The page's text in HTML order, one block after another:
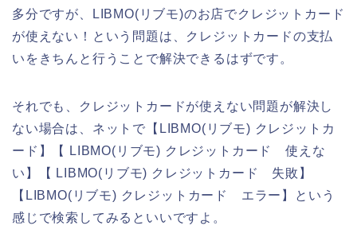
多分ですが、LIBMO(リブモ)のお店でクレジットカード
が使えない！という問題は、クレジットカードの支払
いをきちんと行うことで解決できるはずです。
それでも、クレジットカードが使えない問題が解決し
ない場合は、ネットで【LIBMO(リブモ) クレジットカ
ード】【 LIBMO(リブモ) クレジットカード 使えな
い】【 LIBMO(リブモ) クレジットカード 失敗】
【LIBMO(リブモ) クレジットカード エラー】という
感じで検索してみるといいですよ。